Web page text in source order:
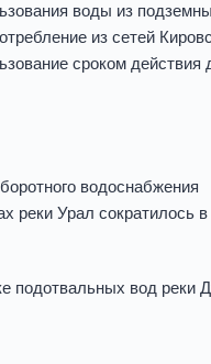
воды из
из сетей
сроком действия
водоснабжения
реки Урал сократилось в
подотвальных вод реки